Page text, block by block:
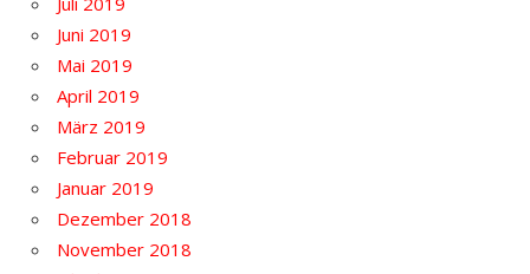
Juni 2019
Mai 2019
April 2019
März 2019
Februar 2019
Januar 2019
Dezember 2018
November 2018